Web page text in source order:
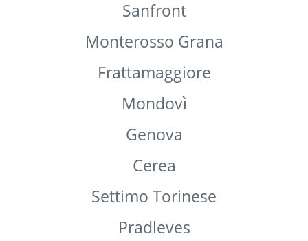
Boves
Chivasso
Savigliano
Ossi
Gallarate
Sanfront
Monterosso Grana
Frattamaggiore